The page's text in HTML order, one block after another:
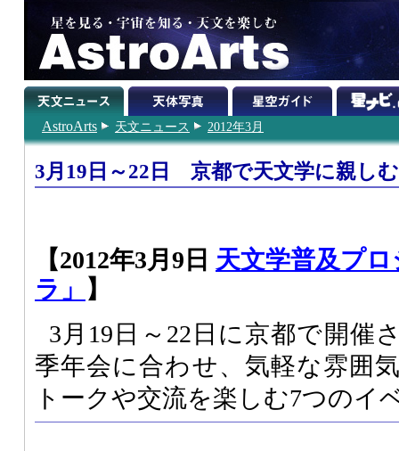
AstroArts 天文ニュース 2012年3月
3月19日～22日 京都で天文学に親し
【2012年3月9日 天文学普及プ
ラ」
】
3月19日～22日に京都で開催
季年会に合わせ、気軽な雰囲
トークや交流を楽しむ7つのイ